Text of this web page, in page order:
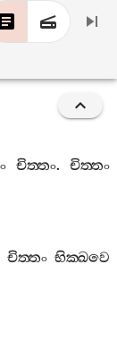
චිත‍්තං.චිත‍්තං
චිත‍්තං භික‍්ඛවෙ